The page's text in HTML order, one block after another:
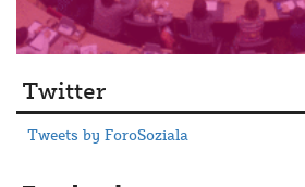
Twitter
Tweets by ForoSoziala